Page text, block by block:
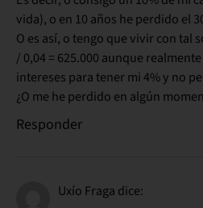
vida), o en 10 años he perdido el
O es así, o tengo que vivir con tal
/ 0,04 = 625.000 aunque
intereses para tener mi 4% y no
¿O me he perdido en algún
Responder
Uxío Fraga dice: